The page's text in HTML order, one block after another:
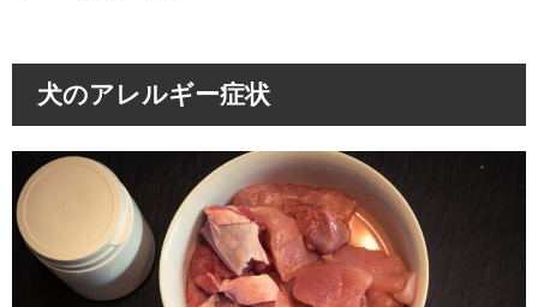
犬のアレルギー症状